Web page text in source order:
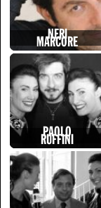
NERI
MARCORE
PAOLO
RUFFINI